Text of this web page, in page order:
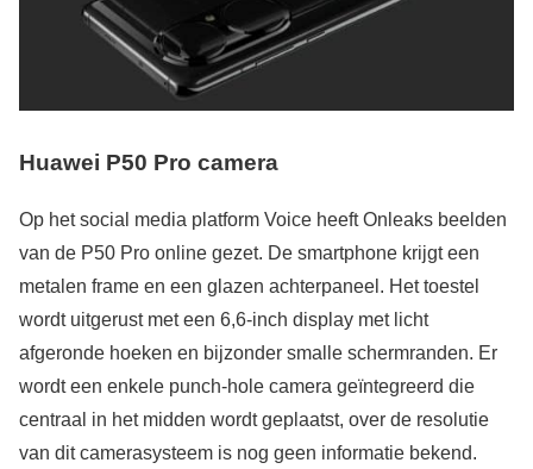
Huawei P50 Pro camera
Op het social media platform Voice heeft Onleaks beelden
van de P50 Pro online gezet. De smartphone krijgt een
metalen frame en een glazen achterpaneel. Het toestel
wordt uitgerust met een 6,6-inch display met licht
afgeronde hoeken en bijzonder smalle schermranden. Er
wordt een enkele punch-hole camera geïntegreerd die
centraal in het midden wordt geplaatst, over de resolutie
van dit camerasysteem is nog geen informatie bekend.